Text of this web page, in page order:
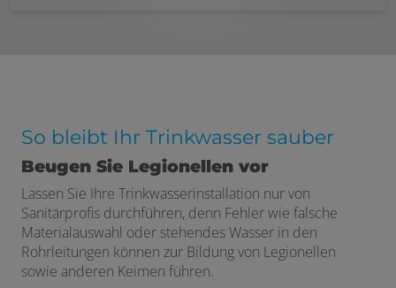
So bleibt Ihr Trinkwasser sauber
Beugen Sie Legionellen vor
Lassen Sie Ihre Trinkwasserinstallation nur von
Sanitärprofis durchführen, denn Fehler wie falsche
Materialauswahl oder stehendes Wasser in den
Rohrleitungen können zur Bildung von Legionellen
sowie anderen Keimen führen.